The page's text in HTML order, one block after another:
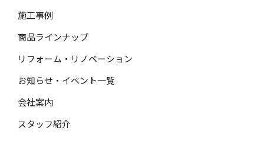
施工事例
商品ラインナップ
リフォーム・リノベーション
お知らせ・イベント一覧
会社案内
スタッフ紹介